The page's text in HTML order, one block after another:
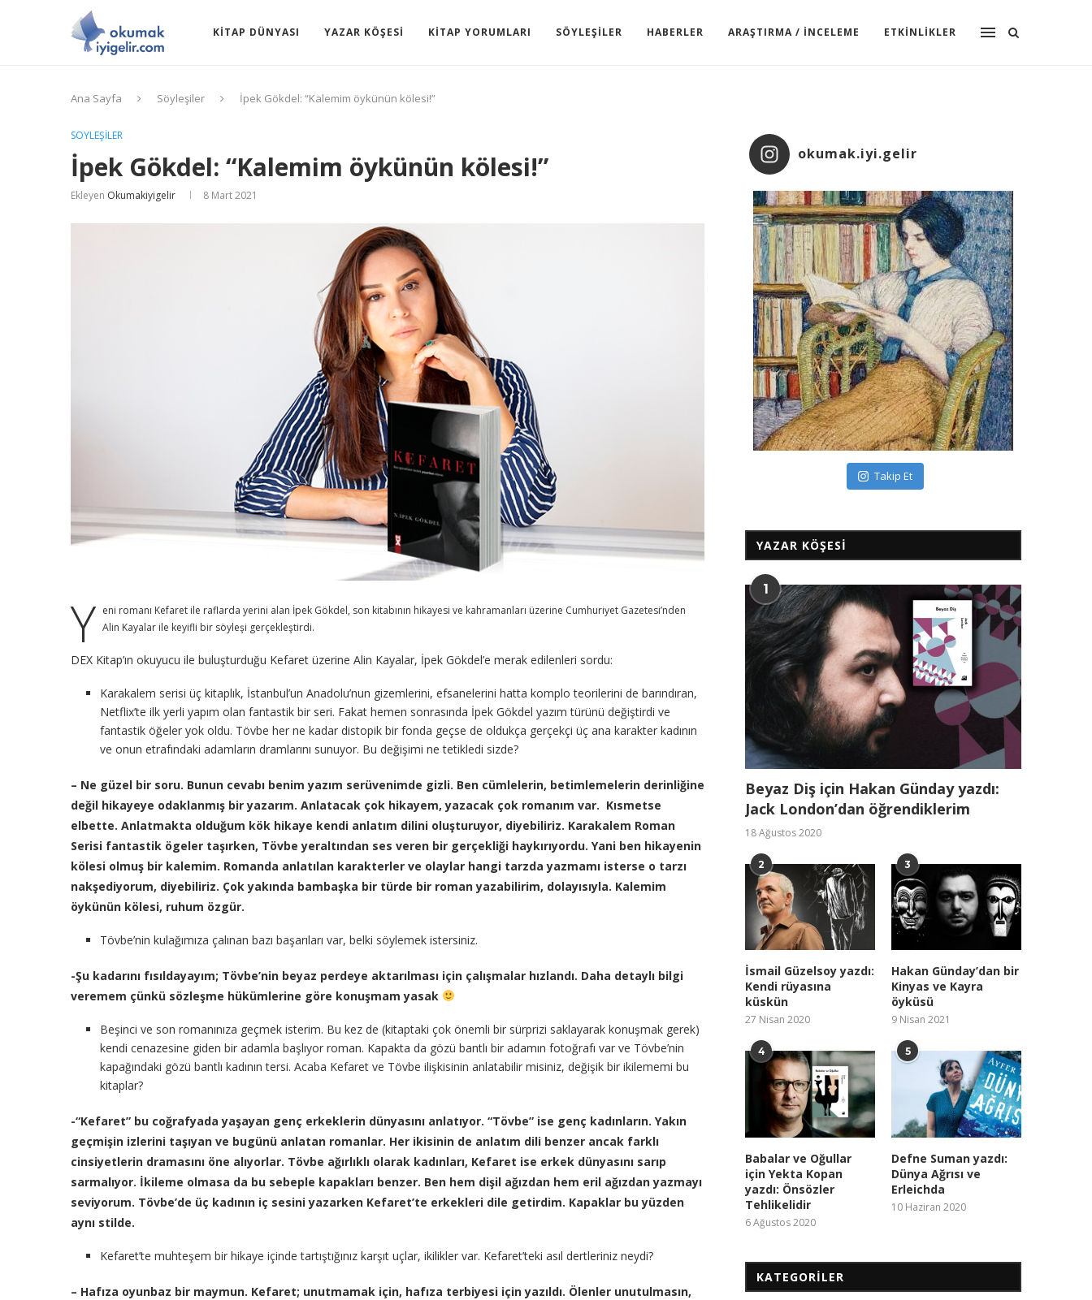
KITAP DÜNYASI YAZAR KÖŞESI KITAP YORUMLARI SÖYLEŞILER HABERLER ARAŞTIRMA / İNCELEME ETKINLIKLER
Ana Sayfa Söyleşiler İpek Gökdel: “Kalemim öykünün kölesi!”
SÖYLEŞILER
İpek Gökdel: “Kalemim öykünün kölesi!”
Ekleyen Okumakiyigelir 8 Mart 2021
Y eni romanı Kefaret ile raflarda yerini alan İpek Gökdel, son kitabının hikayesi ve kahramanları üzerine Cumhuriyet Gazetesi’nden
Alin Kayalar ile keyifli bir söyleşi gerçekleştirdi.
DEX Kitap’ın okuyucu ile buluşturduğu Kefaret üzerine Alin Kayalar, İpek Gökdel’e merak edilenleri sordu:
Karakalem serisi üç kitaplık, İstanbul’un Anadolu’nun gizemlerini, efsanelerini hatta komplo teorilerini de barındıran,
Netflix’te ilk yerli yapım olan fantastik bir seri. Fakat hemen sonrasında İpek Gökdel yazım türünü değiştirdi ve
fantastik öğeler yok oldu. Tövbe her ne kadar distopik bir fonda geçse de oldukça gerçekçi üç ana karakter kadının
ve onun etrafındaki adamların dramlarını sunuyor. Bu değişimi ne tetikledi sizde?
– Ne güzel bir soru. Bunun cevabı benim yazım serüvenimde gizli. Ben cümlelerin, betimlemelerin derinliğine
değil hikayeye odaklanmış bir yazarım. Anlatacak çok hikayem, yazacak çok romanım var. Kısmetse
elbette. Anlatmakta olduğum kök hikaye kendi anlatım dilini oluşturuyor, diyebiliriz. Karakalem Roman
Serisi fantastik ögeler taşırken, Tövbe yeraltından ses veren bir gerçekliği haykırıyordu. Yani ben hikayenin
kölesi olmuş bir kalemim. Romanda anlatılan karakterler ve olaylar hangi tarzda yazmamı isterse o tarzı
nakşediyorum, diyebiliriz. Çok yakında bambaşka bir türde bir roman yazabilirim, dolayısıyla. Kalemim
öykünün kölesi, ruhum özgür.
Tövbe’nin kulağımıza çalınan bazı başarıları var, belki söylemek istersiniz.
-Şu kadarını fısıldayayım; Tövbe’nin beyaz perdeye aktarılması için çalışmalar hızlandı. Daha detaylı bilgi
veremem çünkü sözleşme hükümlerine göre konuşmam yasak
Beşinci ve son romanınıza geçmek isterim. Bu kez de (kitaptaki çok önemli bir sürprizi saklayarak konuşmak gerek)
kendi cenazesine giden bir adamla başlıyor roman. Kapakta da gözü bantlı bir adamın fotoğrafı var ve Tövbe’nin
kapağındaki gözü bantlı kadının tersi. Acaba Kefaret ve Tövbe ilişkisinin anlatabilir misiniz, değişik bir ikilememi bu
kitaplar?
-“Kefaret” bu coğrafyada yaşayan genç erkeklerin dünyasını anlatıyor. “Tövbe” ise genç kadınların. Yakın
geçmişin izlerini taşıyan ve bugünü anlatan romanlar. Her ikisinin de anlatım dili benzer ancak farklı
cinsiyetlerin dramasını öne alıyorlar. Tövbe ağırlıklı olarak kadınları, Kefaret ise erkek dünyasını sarıp
sarmalıyor. İkileme olmasa da bu sebeple kapakları benzer. Ben hem dişil ağızdan hem eril ağızdan yazmayı
seviyorum. Tövbe’de üç kadının iç sesini yazarken Kefaret’te erkekleri dile getirdim. Kapaklar bu yüzden
aynı stilde.
Kefaret’te muhteşem bir hikaye içinde tartıştığınız karşıt uçlar, ikilikler var. Kefaret’teki asıl dertleriniz neydi?
– Hafıza oyunbaz bir maymun. Kefaret; unutmamak için, hafıza terbiyesi için yazıldı. Ölenler unutulmasın,
okumak.iyi.gelir
Takip Et
YAZAR KÖŞESI
1
Beyaz Diş için Hakan Günday yazdı:
Jack London’dan öğrendiklerim
18 Ağustos 2020
2
İsmail Güzelsoy yazdı:
Kendi rüyasına
küskün
27 Nisan 2020
3
Hakan Günday’dan bir
Kinyas ve Kayra
öyküsü
9 Nisan 2021
4
Babalar ve Oğullar
için Yekta Kopan
yazdı: Önsözler
Tehlikelidir
6 Ağustos 2020
5
Defne Suman yazdı:
Dünya Ağrısı ve
Erleichda
10 Haziran 2020
KATEGORILER